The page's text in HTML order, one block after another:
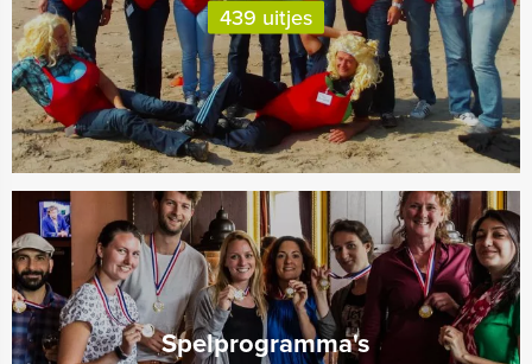
439 uitjes
Spelprogramma's